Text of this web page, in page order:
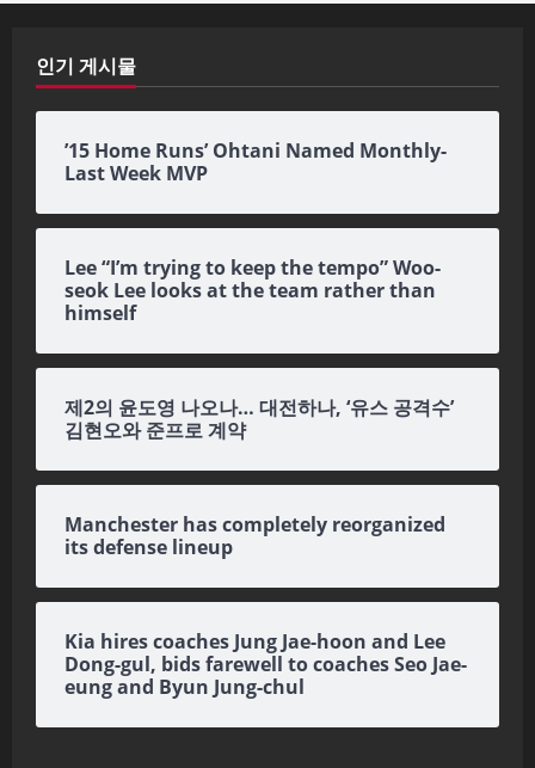
인기 게시물
’15 Home Runs’ Ohtani Named Monthly-
Last Week MVP
Lee “I’m trying to keep the tempo” Woo-
seok Lee looks at the team rather than
himself
제2의 윤도영 나오나… 대전하나, ‘유스 공격수’
김현오와 준프로 계약
Manchester has completely reorganized
its defense lineup
Kia hires coaches Jung Jae-hoon and Lee
Dong-gul, bids farewell to coaches Seo Jae-
eung and Byun Jung-chul